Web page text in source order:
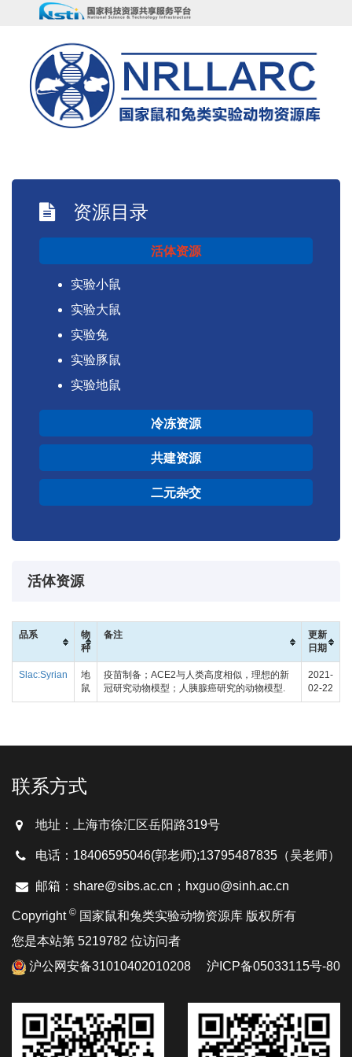
资源目录
活体资源
实验小鼠
实验大鼠
实验兔
实验豚鼠
实验地鼠
冷冻资源
共建资源
二元杂交
活体资源
品系
物
种
备注
更新
日期
Slac:Syrian
地
鼠
疫苗制备；ACE2与人类高度相似，理想的新
冠研究动物模型；人胰腺癌研究的动物模型.
2021-
02-22
联系方式
地址：上海市徐汇区岳阳路319号
电话：18406595046(郭老师);13795487835（吴老师）
邮箱：share@sibs.ac.cn；hxguo@sinh.ac.cn
Copyright © 国家鼠和兔类实验动物资源库 版权所有
您是本站第 5219782 位访问者
沪公网安备31010402010208
沪ICP备05033115号-80